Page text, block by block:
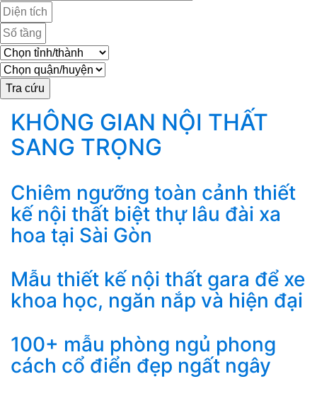
KHÔNG GIAN NỘI THẤT
SANG TRỌNG
Chiêm ngưỡng toàn cảnh thiết
kế nội thất biệt thự lâu đài xa
hoa tại Sài Gòn
Mẫu thiết kế nội thất gara để xe
khoa học, ngăn nắp và hiện đại
100+ mẫu phòng ngủ phong
cách cổ điển đẹp ngất ngây